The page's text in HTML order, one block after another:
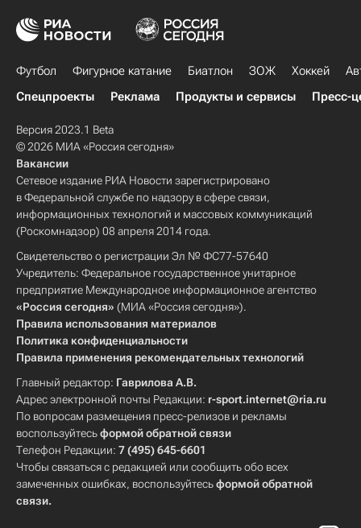
Футбол Фигурное катание Биатлон ЗОЖ Хоккей
Спецпроекты
Реклама Продукты и сервисы Пресс-
Версия 2023.1 Beta
© 2026 МИА «Россия сегодня»
Вакансии
Сетевое издание РИА Новости зарегистрировано
в Федеральной службе по надзору в сфере связи,
информационных технологий и массовых коммуникаций
(Роскомнадзор) 08 апреля 2014 года.
Свидетельство о регистрации Эл № ФС77-57640
Учредитель: Федеральное государственное унитарное
предприятие Международное информационное агентство
«Россия сегодня» (МИА «Россия сегодня»).
Правила использования материалов
Политика конфиденциальности
Правила применения рекомендательных технологий
Главный редактор: Гаврилова А.В.
Адрес электронной почты Редакции: r-sport.internet@ria.ru
По вопросам размещения пресс-релизов и рекламы
воспользуйтесьформой обратной связи
Телефон Редакции: 7 (495) 645-6601
Чтобы связаться с редакцией или сообщить обо всех
замеченных ошибках, воспользуйтесьформой обратной
связи.